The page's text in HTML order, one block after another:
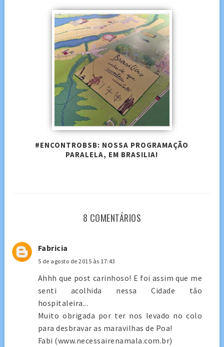
#ENCONTROBSB: NOSSA PROGRAMAÇÃO
PARALELA, EM BRASILIA!
8 COMENTÁRIOS
Fabricia
5 de agosto de 2015 às 17:43
Ahhh que post carinhoso! E foi assim que me
senti acolhida nessa Cidade tão
hospitaleira...
Muito obrigada por ter nos levado no colo
para desbravar as maravilhas de Poa!
Fabi (www.necessairenamala.com.br)